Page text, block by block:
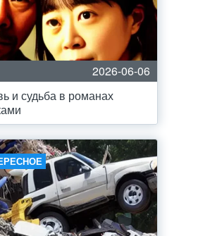
2026-06-06
и судьба в романах